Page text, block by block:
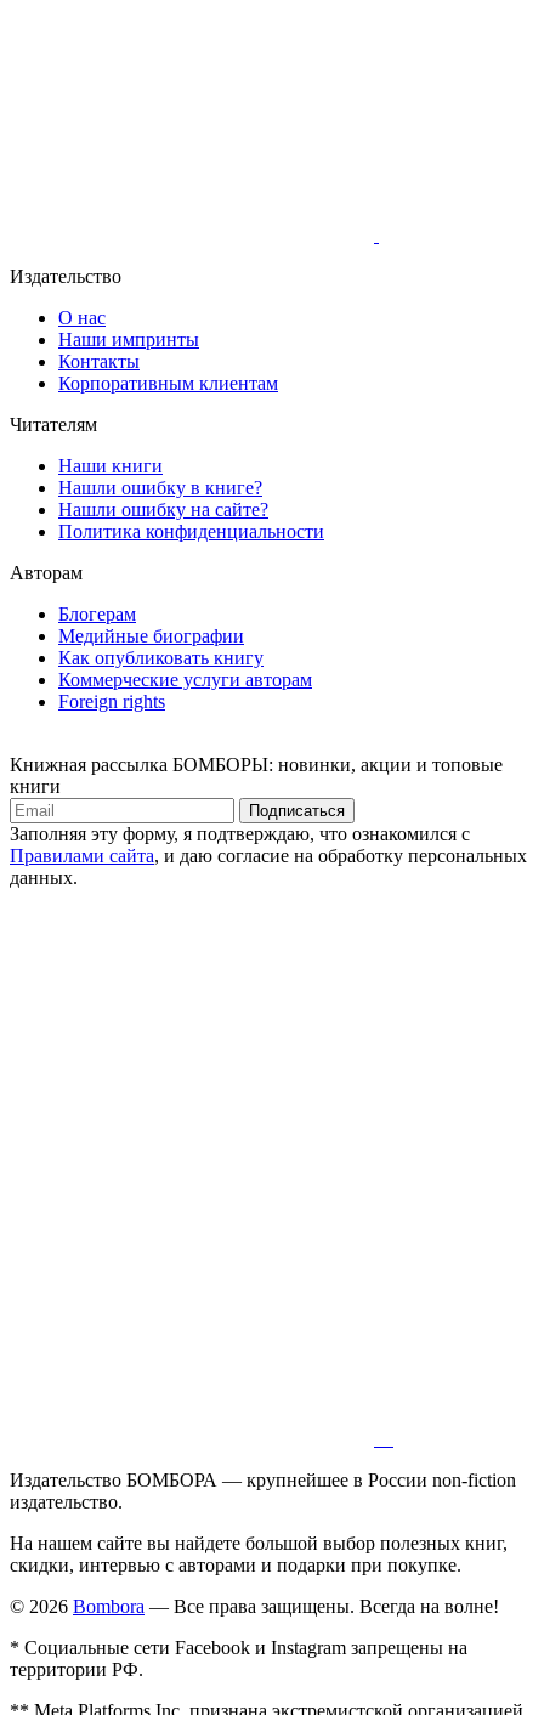
Издательство
О нас
Наши импринты
Контакты
Корпоративным клиентам
Читателям
Наши книги
Нашли ошибку в книге?
Нашли ошибку на сайте?
Политика конфиденциальности
Авторам
Блогерам
Медийные биографии
Как опубликовать книгу
Коммерческие услуги авторам
Foreign rights
Книжная рассылка БОМБОРЫ: новинки, акции и топовые
книги
Подписаться
Заполняя эту форму, я подтверждаю, что ознакомился с
Правилами сайта, и даю согласие на обработку персональных
данных.
Издательство БОМБОРА — крупнейшее в России non-fiction
издательство.
На нашем сайте вы найдете большой выбор полезных книг,
скидки, интервью с авторами и подарки при покупке.
© 2026 Bombora — Все права защищены. Всегда на волне!
* Социальные сети Facebook и Instagram запрещены на
территории РФ.
** Meta Platforms Inc. признана экстремистской организацией